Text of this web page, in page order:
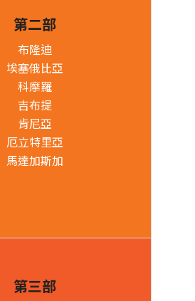
第二部
布隆迪
埃塞俄比亞
科摩羅
吉布提
肯尼亞
厄立特里亞
馬達加斯加
第三部